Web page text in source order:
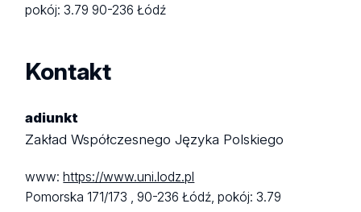
pokój: 3.7990-236 Łódź
Kontakt
adiunkt
Zakład Współczesnego Języka Polskiego
www: https://www.uni.lodz.pl
Pomorska 171/173 ,90-236 Łódź,pokój: 3.79